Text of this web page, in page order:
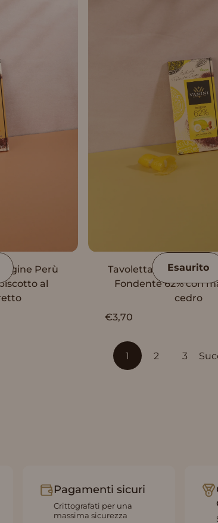
Perù
al
Esaurito
Tavoletta Vanini
Fondente 62% con
cedro
€3,70
1 2 3
Pagamenti sicuri
Crittografati per una
massima sicurezza